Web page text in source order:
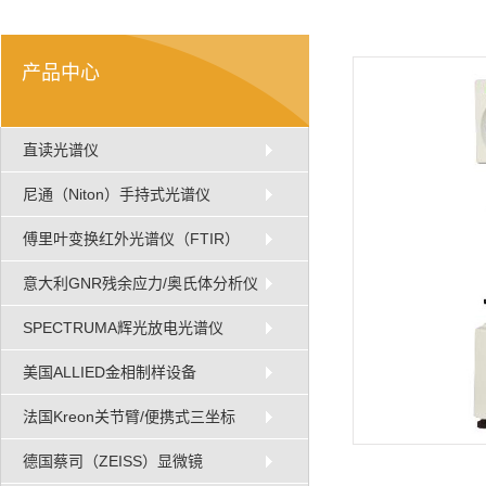
产品中心
直读光谱仪
尼通（Niton）手持式光谱仪
傅里叶变换红外光谱仪（FTIR）
意大利GNR残余应力/奥氏体分析仪
SPECTRUMA辉光放电光谱仪
美国ALLIED金相制样设备
法国Kreon关节臂/便携式三坐标
德国蔡司（ZEISS）显微镜